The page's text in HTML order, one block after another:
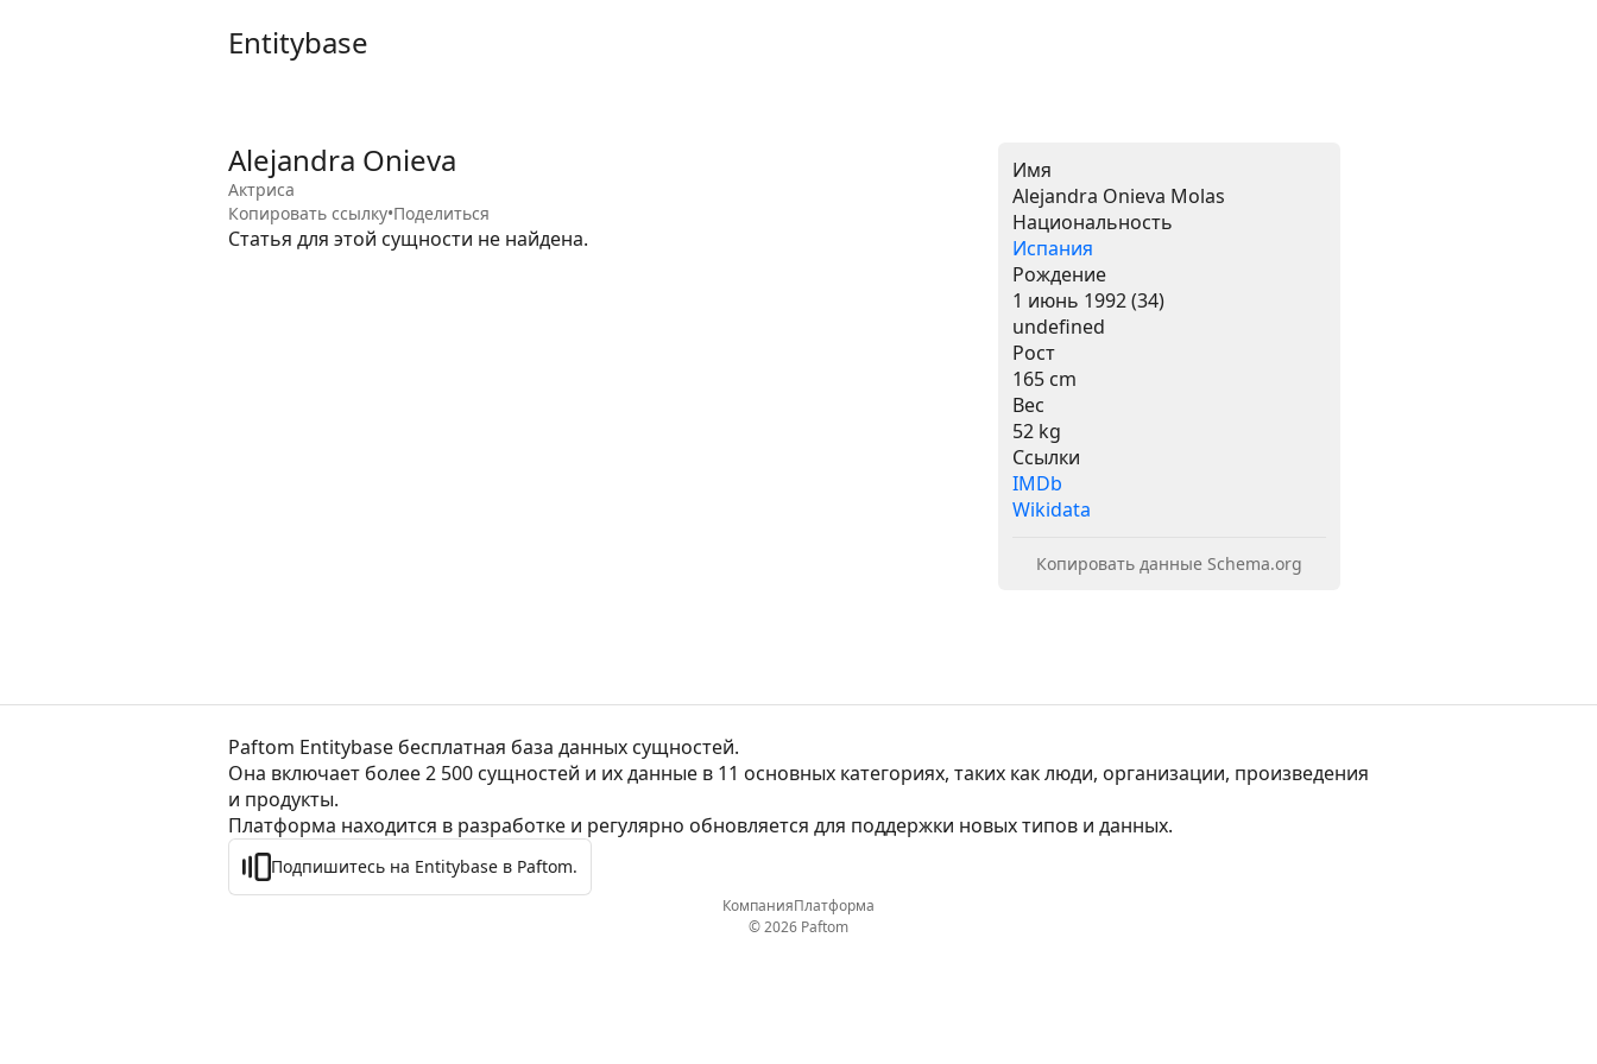
Entitybase
Alejandra Onieva
Актриса
Копировать ссылку•Поделиться
Статья для этой сущности не найдена.
Имя
Alejandra Onieva Molas
Национальность
Испания
Рождение
1 июнь 1992 (34)
undefined
Рост
165 cm
Вес
52 kg
Ссылки
IMDb
Wikidata
Копировать данные Schema.org
Paftom Entitybase бесплатная база данных сущностей.
Она включает более 2 500 сущностей и их данные в 11 основных категориях, таких как люди, организации, произведения
и продукты.
Платформа находится в разработке и регулярно обновляется для поддержки новых типов и данных.
Подпишитесь на Entitybase в Paftom.
КомпанияПлатформа
© 2026 Paftom